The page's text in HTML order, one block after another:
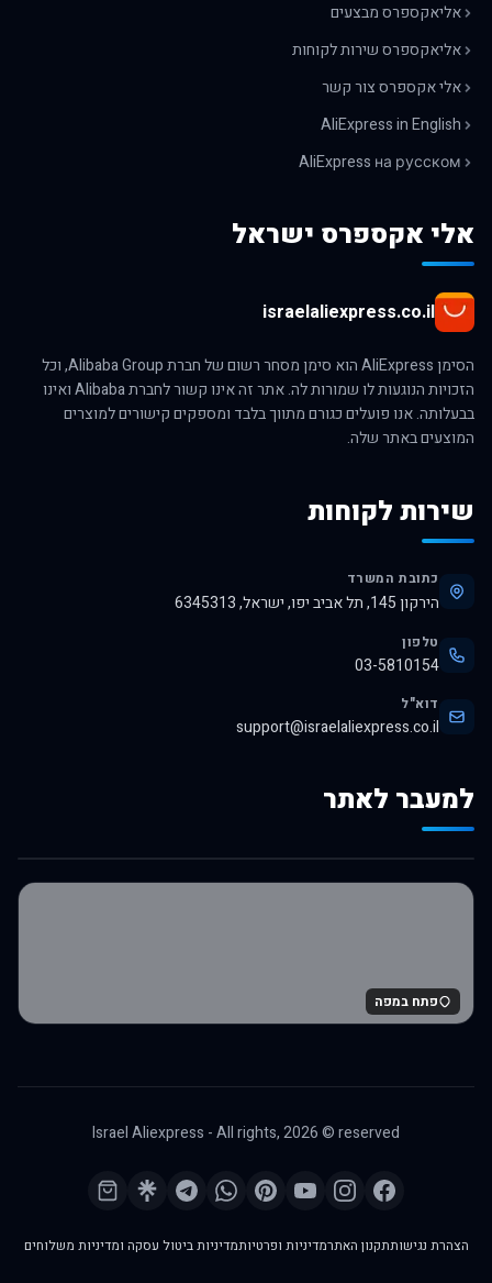
אליאקספרס מבצעים
אליאקספרס שירות לקוחות
אלי אקספרס צור קשר
AliExpress in English
AliExpress на русском
אלי אקספרס ישראל
israelaliexpress.co.il
הסימן AliExpress הוא סימן מסחר רשום של חברת Alibaba Group, וכל
הזכויות הנוגעות לו שמורות לה. אתר זה אינו קשור לחברת Alibaba ואינו
בבעלותה. אנו פועלים כגורם מתווך בלבד ומספקים קישורים למוצרים
המוצעים באתר שלה.
שירות לקוחות
כתובת המשרד
הירקון 145, תל אביב יפו, ישראל, 6345313
טלפון
03-5810154
דוא"ל
support@israelaliexpress.co.il
למעבר לאתר
לרכישה באלי אקספרס
פתח במפה
Israel Aliexpress - All rights,2026© reserved
הצהרת נגישותתקנון האתרמדיניות ופרטיותמדיניות ביטול עסקה ומדיניות משלוחים